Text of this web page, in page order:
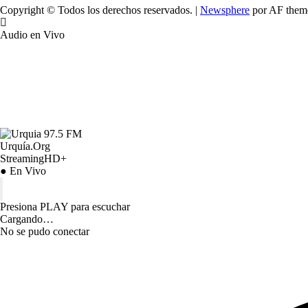
Copyright © Todos los derechos reservados. | Newsphere por AF
Audio en Vivo
Urquía.Org
StreamingHD+
● En Vivo
Presiona PLAY para escuchar
Cargando…
No se pudo conectar